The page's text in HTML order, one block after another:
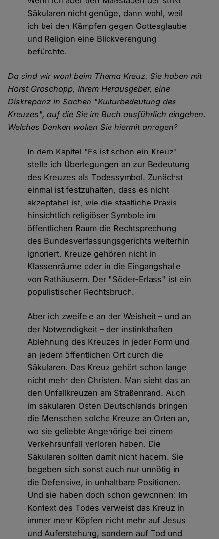
Säkularen nicht genüge, dann wohl, weil
ich bei den Kämpfen gegen Gottesglaube
und Religion eine Blickverengung
befürchte.
Da sind wir wohl beim Thema Kreuz. Sie haben mit
Horst Groschopp, Ihrem Herausgeber, eine
Diskrepanz in Sachen "Kulturbedeutung des
Kreuzes", auf die Sie im Buch ausführlich eingehen.
Welches Denken wollen Sie hiermit anregen?
In dem Kapitel "Es ist schon ein Kreuz"
stelle ich Überlegungen an zur Bedeutung
des Kreuzes als Todessymbol. Zunächst
einmal ist festzuhalten, dass es nicht
akzeptabel ist, wie die staatliche Praxis
hinsichtlich religiöser Symbole im
öffentlichen Raum die Rechtsprechung
des Bundesverfassungsgerichts weiterhin
ignoriert. Kreuze gehören nicht in
Klassenräume oder in die Eingangshalle
von Rathäusern. Der "Söder-Erlass" ist ein
populistischer Rechtsbruch.
Aber ich zweifele an der Weisheit – und an
der Notwendigkeit – der instinkthaften
Ablehnung des Kreuzes in jeder Form und
an jedem öffentlichen Ort durch die
Säkularen. Das Kreuz gehört schon lange
nicht mehr den Christen. Man sieht das an
den Unfallkreuzen am Straßenrand. Auch
im säkularen Osten Deutschlands bringen
die Menschen solche Kreuze an Orten an,
wo sie geliebte Angehörige bei einem
Verkehrsunfall verloren haben. Die
Säkularen sollten damit nicht hadern. Sie
begeben sich sonst auch nur unnötig in
die Defensive, in unhaltbare Positionen.
Und sie haben doch schon gewonnen: Im
Kontext des Todes verweist das Kreuz in
immer mehr Köpfen nicht mehr auf Jesus
und Auferstehung, sondern auf Tod und
Cookies